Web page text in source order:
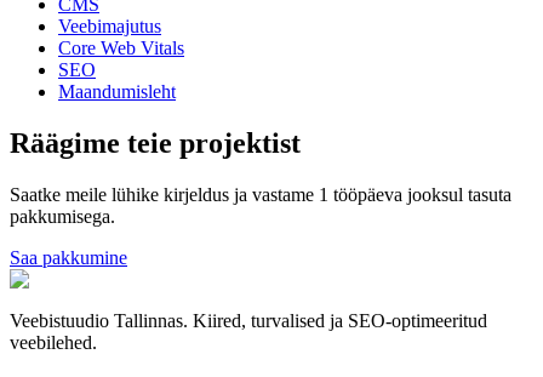
CMS
Veebimajutus
Core Web Vitals
SEO
Maandumisleht
Räägime teie projektist
Saatke meile lühike kirjeldus ja vastame 1 tööpäeva jooksul tasuta
pakkumisega.
Saa pakkumine
Veebistuudio Tallinnas. Kiired, turvalised ja SEO-optimeeritud
veebilehed.